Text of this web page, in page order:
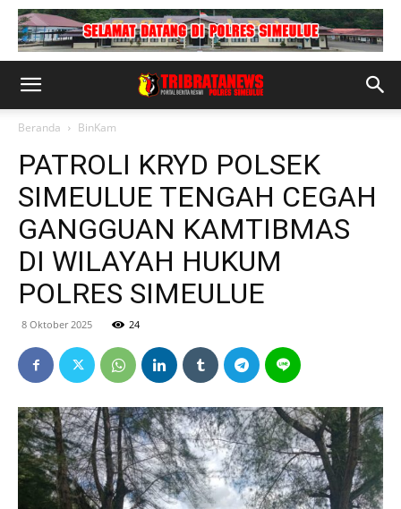
Beranda BinKam
PATROLI KRYD POLSEK
SIMEULUE TENGAH CEGAH
GANGGUAN KAMTIBMAS
DI WILAYAH HUKUM
POLRES SIMEULUE
8 Oktober 2025 24